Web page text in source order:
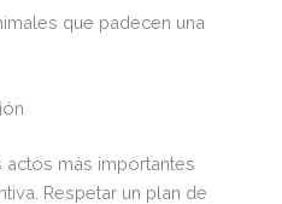
que padecen una
más importantes
Respetar un plan de